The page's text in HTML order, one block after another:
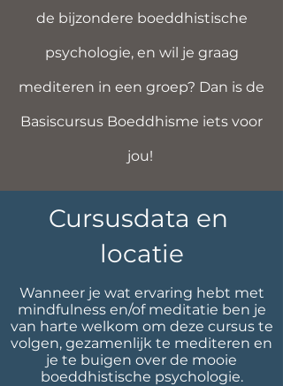
de bijzondere boeddhistische
psychologie, en wil je graag
mediteren in een groep? Dan is de
Basiscursus Boeddhisme iets voor
jou!
Cursusdata en
locatie
Wanneer je wat ervaring hebt met
mindfulness en/of meditatie ben je
van harte welkom om deze cursus te
volgen, gezamenlijk te mediteren en
je te buigen over de mooie
boeddhistische psychologie.